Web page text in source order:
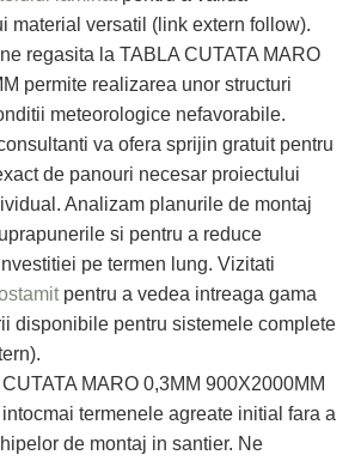
material versatil (link extern follow).
regasita la TABLA CUTATA MARO
permite realizarea unor structuri
meteorologice nefavorabile.
va ofera sprijin gratuit pentru
de panouri necesar proiectului
Analizam planurile de montaj
si pentru a reduce
pe termen lung. Vizitati
pentru a vedea intreaga gama
disponibile pentru sistemele complete
MARO 0,3MM 900X2000MM
termenele agreate initial fara a
de montaj in santier. Ne